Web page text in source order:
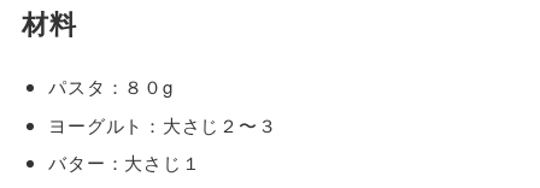
材料
パスタ：８０g
ヨーグルト：大さじ２〜３
バター：大さじ１